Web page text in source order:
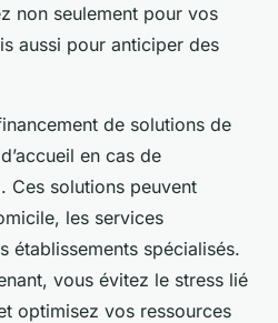
non seulement pour vos
aussi pour anticiper des
de solutions de
en cas de
Ces solutions peuvent
les services
établissements spécialisés.
vous évitez le stress lié
optimisez vos ressources